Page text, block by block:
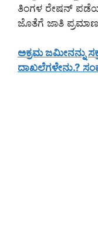
ತಿಂಗಳ ರೇಷನ್
ಜೊತೆಗೆ ಜಾತಿ ಪ್ರಮಾಣ
ಅಕ್ರಮ ಜಮೀನನ್ನು
ದಾಖಲೆಗಳೇನು.?